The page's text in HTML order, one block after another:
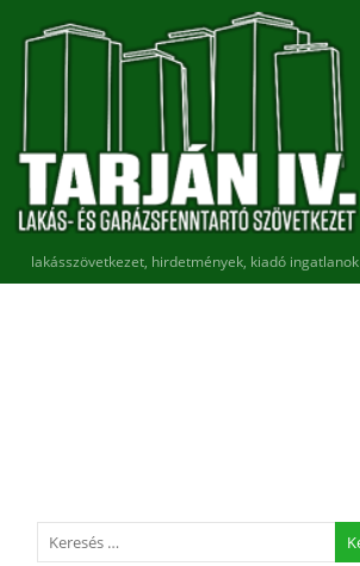
lakásszövetkezet, hirdetmények, kiadó ingatlanok